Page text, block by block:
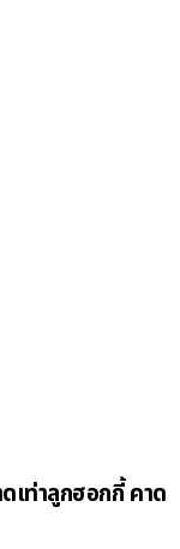
เท่าลูกฮอกกี้ คาด